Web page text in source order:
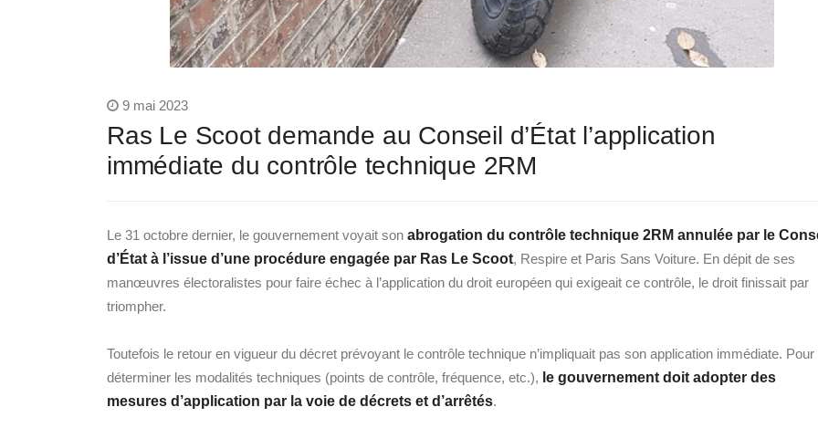
9 mai 2023
Ras Le Scoot demande au Conseil d’État l’application
immédiate du contrôle technique 2RM
Le 31 octobre dernier, le gouvernement voyait son abrogation du contrôle technique 2RM annulée par le
d’État à l’issue d’une procédure engagée par Ras Le Scoot, Respire et Paris Sans Voiture. En dépit de ses
manœuvres électoralistes pour faire échec à l’application du droit européen qui exigeait ce contrôle, le droit finissait par
triompher.
Toutefois le retour en vigueur du décret prévoyant le contrôle technique n’impliquait pas son application immédiate. Pour
déterminer les modalités techniques (points de contrôle, fréquence, etc.), le gouvernement doit adopter des
mesures d’application par la voie de décrets et d’arrêtés.